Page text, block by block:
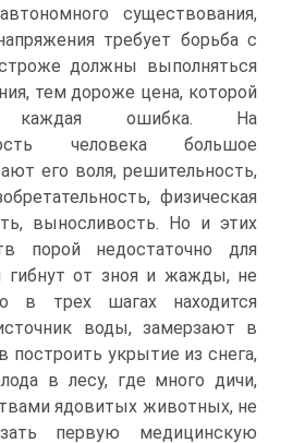
существования,
требует борьба с
должны выполняться
тем дороже цена, которой
каждая ошибка. На
человека большое
его воля, решительность,
физическая
выносливость. Но и этих
порой недостаточно для
гибнут от зноя и жажды, не
в трех шагах находится
воды, замерзают в
построить укрытие из снега,
в лесу, где много дичи,
ядовитых животных, не
первую медицинскую